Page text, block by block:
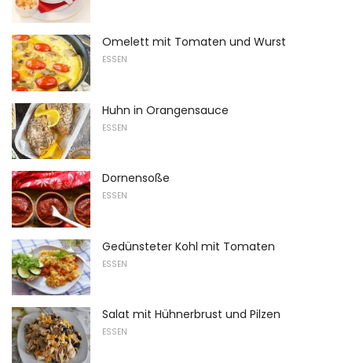
Omelett mit Tomaten und Wurst
ESSEN
Huhn in Orangensauce
ESSEN
Dornensoße
ESSEN
Gedünsteter Kohl mit Tomaten
ESSEN
Salat mit Hühnerbrust und Pilzen
ESSEN